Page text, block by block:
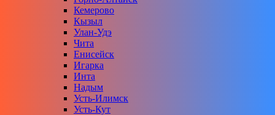
Кемерово
Кызыл
Улан-Удэ
Чита
Енисейск
Игарка
Инта
Надым
Усть-Илимск
Усть-Кут